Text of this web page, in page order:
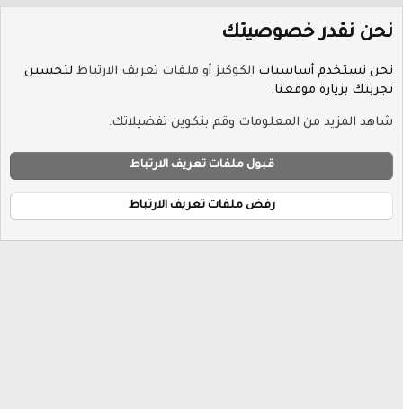
سياسة الخصوصية
الرئيسية
S
®
نحن نقدر خصوصيتك
نحن نستخدم أساسيات الكوكيز أو ملفات تعريف الارتباط لتحسين
تجربتك بزيارة موقعنا.
شاهد المزيد من المعلومات وقم بتكوين تفضيلاتك.
قبول ملفات تعريف الارتباط
رفض ملفات تعريف الارتباط